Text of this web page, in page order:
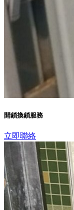
開鎖換鎖服務
立即聯絡